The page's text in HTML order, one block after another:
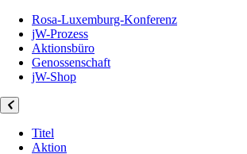
Rosa-Luxemburg-Konferenz
jW-Prozess
Aktionsbüro
Genossenschaft
jW-Shop
Titel
Aktion